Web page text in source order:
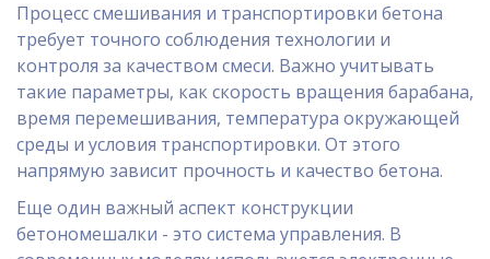
Процесс смешивания и транспортировки бетона
требует точного соблюдения технологии и
контроля за качеством смеси. Важно учитывать
такие параметры, как скорость вращения барабана,
время перемешивания, температура окружающей
среды и условия транспортировки. От этого
напрямую зависит прочность и качество бетона.
Еще один важный аспект конструкции
бетономешалки - это система управления. В